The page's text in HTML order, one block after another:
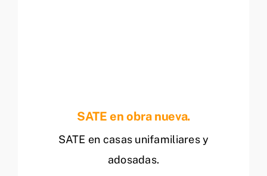
SATE en obra nueva.
SATE en casas unifamiliares y
adosadas.